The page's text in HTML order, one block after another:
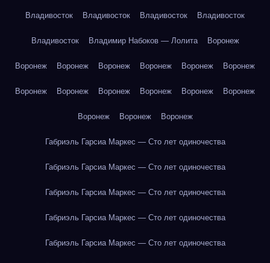
Владивосток Владивосток Владивосток Владивосток
Владивосток Владимир Набоков — Лолита Воронеж
Воронеж Воронеж Воронеж Воронеж Воронеж Воронеж
Воронеж Воронеж Воронеж Воронеж Воронеж Воронеж
Воронеж Воронеж Воронеж
Габриэль Гарсиа Маркес — Сто лет одиночества
Габриэль Гарсиа Маркес — Сто лет одиночества
Габриэль Гарсиа Маркес — Сто лет одиночества
Габриэль Гарсиа Маркес — Сто лет одиночества
Габриэль Гарсиа Маркес — Сто лет одиночества